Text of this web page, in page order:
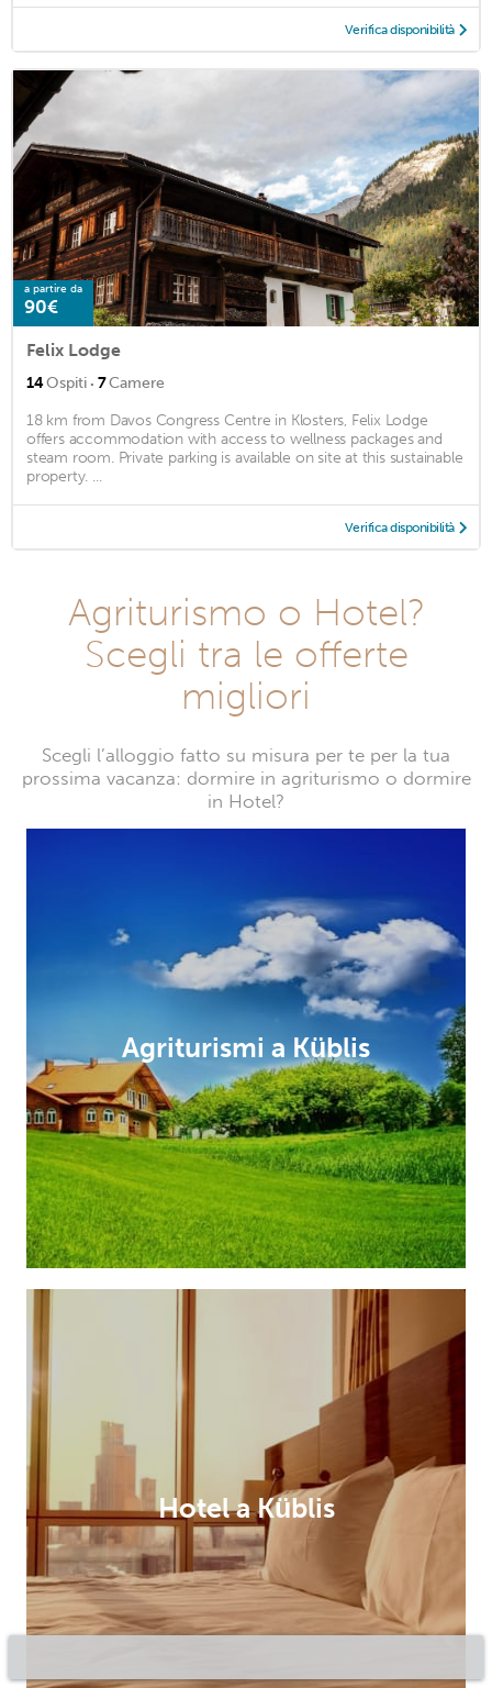
Verifica disponibilità
a partire da
90€
Felix Lodge
14Ospiti · 7Camere
18 km from Davos Congress Centre in Klosters, Felix Lodge
offers accommodation with access to wellness packages and
steam room. Private parking is available on site at this sustainable
property. ...
Verifica disponibilità
Agriturismo o Hotel?
Scegli tra le offerte
migliori
Scegli l’alloggio fatto su misura per te per la tua
prossima vacanza: dormire in agriturismo o dormire
in Hotel?
Agriturismi a Küblis
Hotel a Küblis